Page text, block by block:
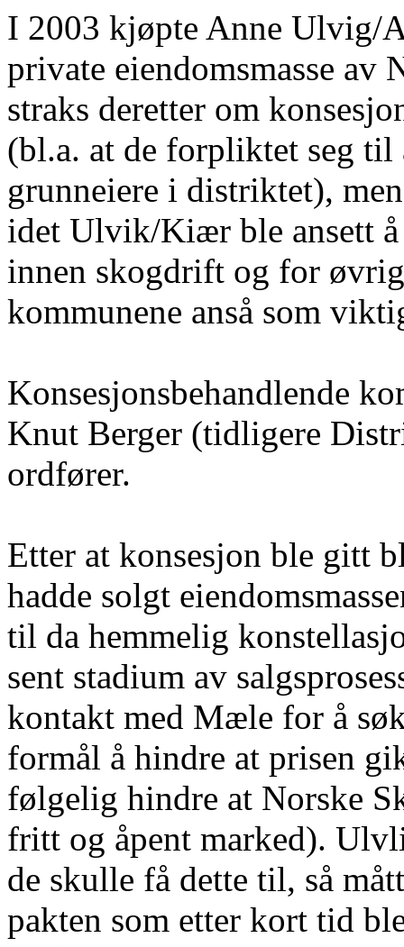
I 2003 kjøpte Anne Ulvig/
private eiendomsmasse
straks deretter om
(bl.a. at de forpliktet seg til
grunneiere i distriktet),
idet Ulvik/Kiær ble ansett å
innen skogdrift og for
kommunene anså som
Konsesjonsbehandlende
Knut Berger (tidligere
ordfører.
Etter at konsesjon ble gitt
hadde solgt
til da hemmelig
sent stadium av
kontakt med Mæle for å
formål å hindre at prisen
følgelig hindre at Norske
fritt og åpent marked).
de skulle få dette til, så
pakten som etter kort tid